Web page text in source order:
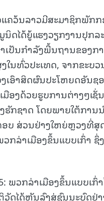
ແຄວ້ນລາວມີສະມາຊິກພັກ
ດໄດ້ຍູ້ແຮງວຽກງານປຸກລ
າເປັນກໍາລັງພື້ນຖານຂອງ
ໃນທົ່ວປະເທດ, ຈາກຂະບ
ເອົາສິດຜົນປະໂຫຍດອັນ
ອງດ້ວຍຮູບການຕ່າງໆເ
ຮັກຊາດ ໂດຍພາຍໃຕ້ກາ
ບ ສ່ວນຢ່າງໃຫຍ່ຫຼວງທີ່ສຸ
ກລ່າເມືອງຂຶ້ນແບບເກົ່າ ຊຶ່
ພວກລ່າເມືອງຂຶ້ນແບບເ
ວັດໄດ້ຫັນລົງສູ່ຊົນນະບົດຢ່